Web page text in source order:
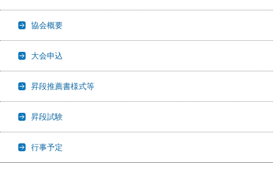
協会概要
大会申込
昇段推薦書様式等
昇段試験
行事予定